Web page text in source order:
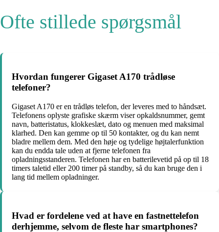
Ofte stillede spørgsmål
Hvordan fungerer Gigaset A170 trådløse
telefoner?
Gigaset A170 er en trådløs telefon, der leveres med to håndsæt.
Telefonens oplyste grafiske skærm viser opkaldsnummer, gemt
navn, batteristatus, klokkeslæt, dato og menuen med maksimal
klarhed. Den kan gemme op til 50 kontakter, og du kan nemt
bladre mellem dem. Med den høje og tydelige højtalerfunktion
kan du endda tale uden at fjerne telefonen fra
opladningsstanderen. Telefonen har en batterilevetid på op til 18
timers taletid eller 200 timer på standby, så du kan bruge den i
lang tid mellem opladninger.
Hvad er fordelene ved at have en fastnettelefon
derhjemme, selvom de fleste har smartphones?